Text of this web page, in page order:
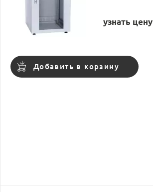
узнать цену
Добавить в корзину